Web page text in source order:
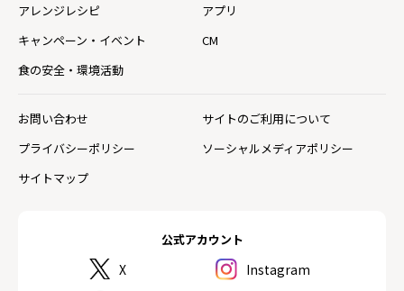
公式アカウント
X
Instagram
アレンジレシピ
アプリ
キャンペーン・イベント
CM
食の安全・環境活動
お問い合わせ
サイトのご利用について
プライバシーポリシー
ソーシャルメディアポリシー
サイトマップ